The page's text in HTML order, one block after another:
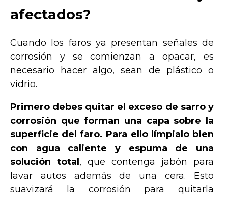
afectados?
Cuando los faros ya presentan señales de
corrosión y se comienzan a opacar, es
necesario hacer algo, sean de plástico o
vidrio.
Primero debes quitar el exceso de sarro y
corrosión que forman una capa sobre la
superficie del faro. Para ello límpialo bien
con agua caliente y espuma de una
solución total, que contenga jabón para
lavar autos además de una cera. Esto
suavizará la corrosión para quitarla